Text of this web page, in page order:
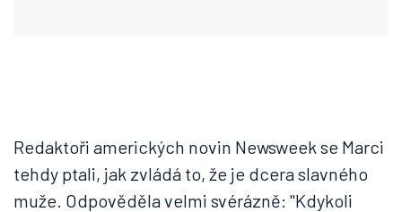
Redaktoři amerických novin Newsweek se Marci
tehdy ptali, jak zvládá to, že je dcera slavného
muže. Odpověděla velmi svérázně: "Kdykoli